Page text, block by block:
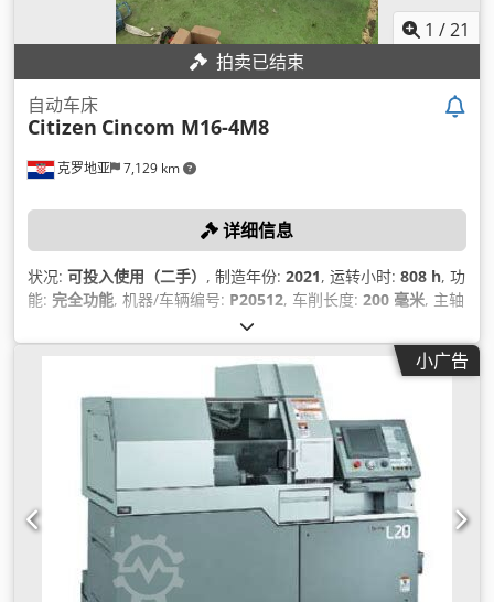
1 /21
拍卖已结束
克罗地亚 7,129 km
自动车床
Citizen Cincom M16-4M8
详细信息
状况: 可投入使用（二手） , 制造年份: 2021, 运转小时: 808 h, 功
能: 完全功能, 机器/车辆编号: P20512, 车削长度: 200 毫米, 主轴
, 车削直径:
速:12,000 转/分, 刀库刀位数量:36,
小广告